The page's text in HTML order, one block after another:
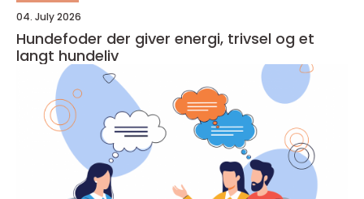
04. July 2026
Hundefoder der giver energi, trivsel og et
langt hundeliv